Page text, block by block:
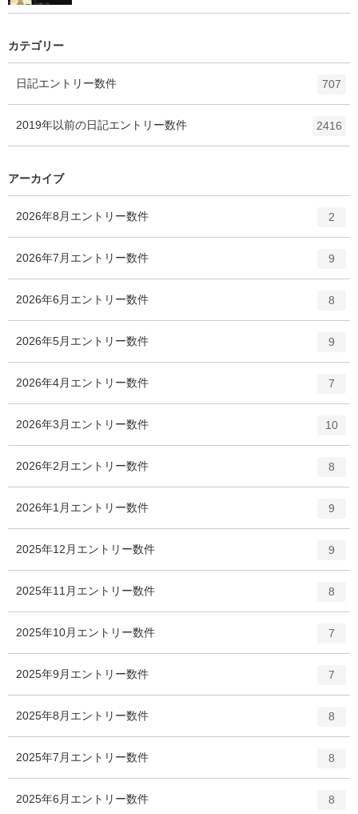
カテゴリー
日記エントリー数 707
件
2019年以前の日記エントリー数 2416
件
アーカイブ
2026年8月 エントリー数 2
件
2026年7月 エントリー数 9
件
2026年6月 エントリー数 8
件
2026年5月 エントリー数 9
件
2026年4月 エントリー数 7
件
2026年3月 エントリー数 10
件
2026年2月 エントリー数 8
件
2026年1月 エントリー数 9
件
2025年12月 エントリー数 9
件
2025年11月 エントリー数 8
件
2025年10月 エントリー数 7
件
2025年9月 エントリー数 7
件
2025年8月 エントリー数 8
件
2025年7月 エントリー数 8
件
2025年6月 エントリー数 8
件